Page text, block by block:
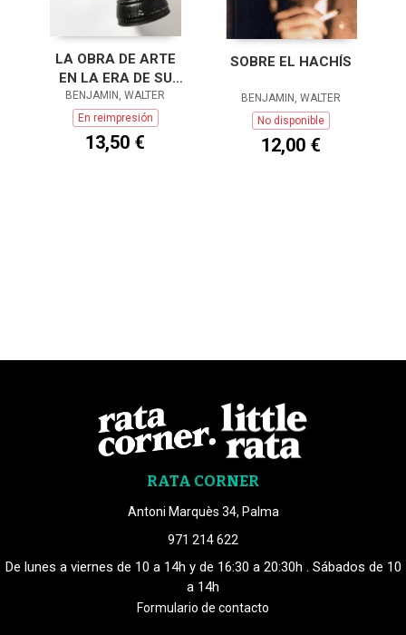
LA OBRA DE ARTE
EN LA ERA DE SU
REPRODUCTIBILIDAD
TÉCNICA
BENJAMIN, WALTER
En reimpresión
13,50 €
SOBRE EL HACHÍS
BENJAMIN, WALTER
No disponible
12,00 €
RATA CORNER
Antoni Marquès 34, Palma
971 214 622
De lunes a viernes de 10 a 14h y de 16:30 a 20:30h . Sábados de 10
a 14h
Formulario de contacto